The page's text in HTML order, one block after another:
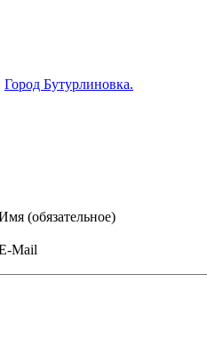
Город Бутурлиновка.
(обязательное)
Mail